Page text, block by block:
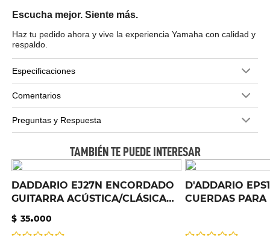
Escucha mejor. Siente más.
Haz tu pedido ahora y vive la experiencia Yamaha con calidad y
respaldo.
Especificaciones
Comentarios
Preguntas y Respuesta
TAMBIÉN TE PUEDE INTERESAR
DADDARIO EJ27N ENCORDADO
GUITARRA ACÚSTICA/CLÁSICA
NYLON TENSIÓN MEDIA
$ 35.000
D'ADDARIO
CUERDAS